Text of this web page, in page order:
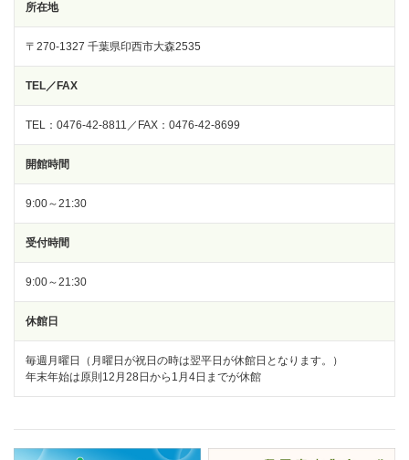
所在地
〒270-1327 千葉県印西市大森2535
TEL／FAX
TEL：0476-42-8811／FAX：0476-42-8699
開館時間
9:00～21:30
受付時間
9:00～21:30
休館日
毎週月曜日（月曜日が祝日の時は翌平日が休館日となります。）
年末年始は原則12月28日から1月4日までが休館